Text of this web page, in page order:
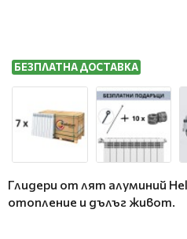
БЕЗПЛАТНА ДОСТАВКА
Глидери от лят алуминий
отопление и дълъг живот.